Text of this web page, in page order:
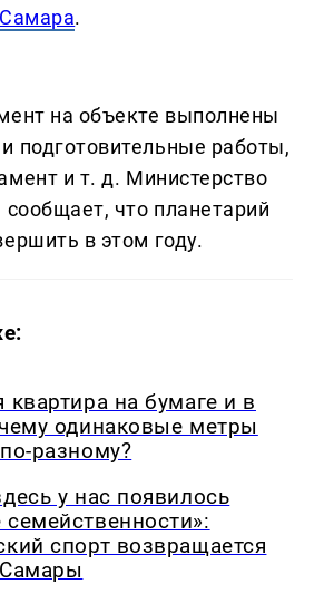
.
на объекте выполнены
подготовительные работы,
и т. д. Министерство
сообщает, что планетарий
в этом году.
квартира на бумаге и в
одинаковые метры
разному?
у нас появилось
спорт возвращается